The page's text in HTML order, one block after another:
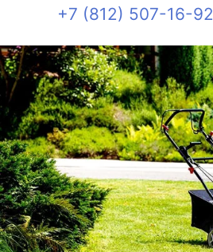
+7 (812) 507-16-92